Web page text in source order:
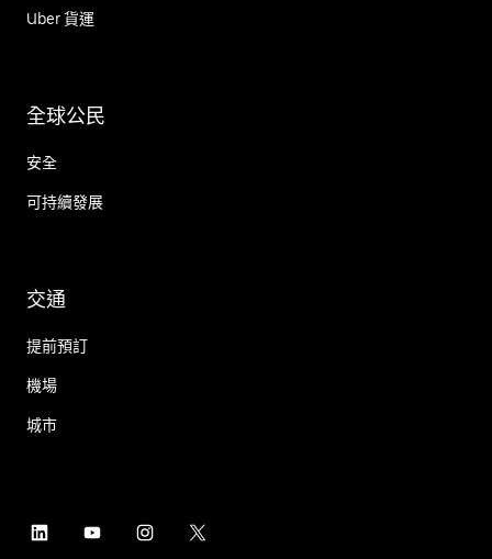
Uber 貨運
全球公民
安全
可持續發展
交通
提前預訂
機場
城市